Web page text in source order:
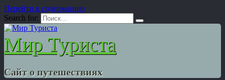
Перейти к содержанию
Search for:
Мир Туриста
Сайт о путешествиях